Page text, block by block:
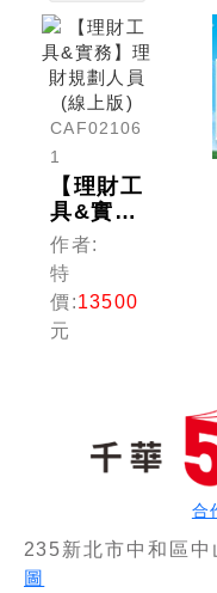
CAF02106
1
【理財工
具&實
務】理財
規劃人員
(線上版)
作者:
特
價:13500
元
合
235新北市中和區
圖